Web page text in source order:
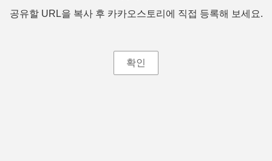
공유할 URL을 복사 후 카카오스토리에 직접 등록해 보세요.
확인